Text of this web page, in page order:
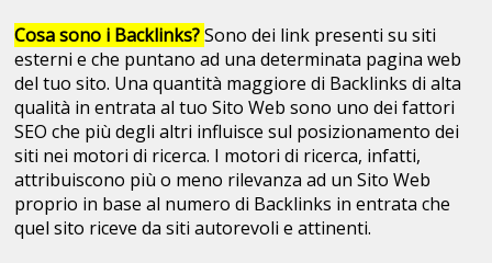
Cosa sono i Backlinks?Sono dei link presenti su siti
esterni e che puntano ad una determinata pagina web
del tuo sito. Una quantità maggiore di Backlinks di alta
qualità in entrata al tuo Sito Web sono uno dei fattori
SEO che più degli altri influisce sul posizionamento dei
siti nei motori di ricerca. I motori di ricerca, infatti,
attribuiscono più o meno rilevanza ad un Sito Web
proprio in base al numero di Backlinks in entrata che
quel sito riceve da siti autorevoli e attinenti.